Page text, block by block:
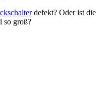
defekt? Oder ist die
so groß?